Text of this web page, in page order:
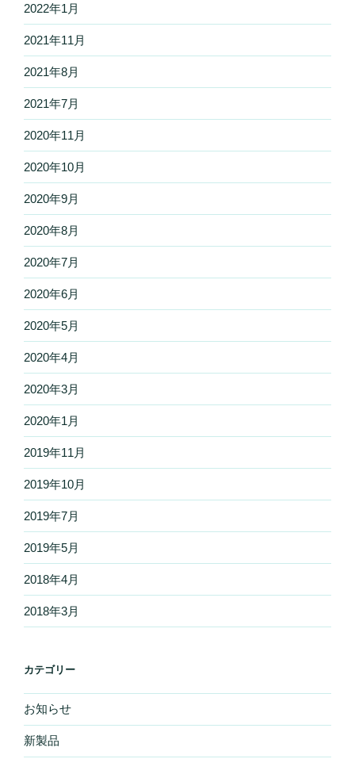
2022年1月
2021年11月
2021年8月
2021年7月
2020年11月
2020年10月
2020年9月
2020年8月
2020年7月
2020年6月
2020年5月
2020年4月
2020年3月
2020年1月
2019年11月
2019年10月
2019年7月
2019年5月
2018年4月
2018年3月
カテゴリー
お知らせ
新製品